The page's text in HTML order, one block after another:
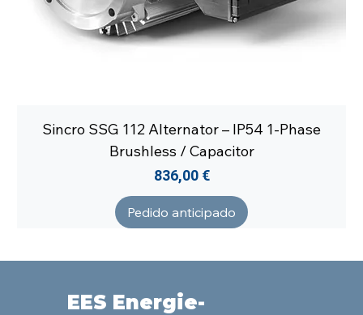
Sincro SSG 112 Alternator – IP54 1-Phase
Brushless / Capacitor
Precio
836,00 €
Pedido anticipado
EES Energie-